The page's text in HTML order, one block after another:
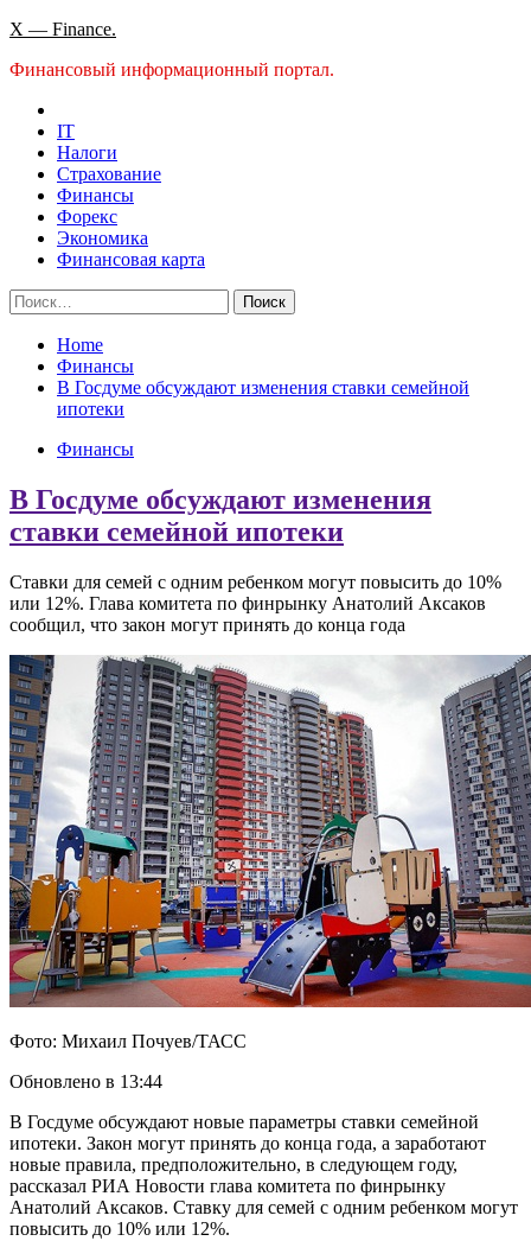
Skip
content
X — Finance.
Финансовый информационный портал.
IT
Налоги
Страхование
Финансы
Форекс
Экономика
Финансовая карта
Найти:
Home
Финансы
В Госдуме обсуждают изменения ставки семейной
ипотеки
Финансы
В Госдуме обсуждают изменения
ставки семейной ипотеки
Ставки для семей с одним ребенком могут повысить до 10%
или 12%. Глава комитета по финрынку Анатолий Аксаков
сообщил, что закон могут принять до конца года
Фото: Михаил Почуев/ТАСС
Обновлено в 13:44
В Госдуме обсуждают новые параметры ставки семейной
ипотеки. Закон могут принять до конца года, а заработают
новые правила, предположительно, в следующем году,
рассказал РИА Новости глава комитета по финрынку
Анатолий Аксаков. Ставку для семей с одним ребенком могут
повысить до 10% или 12%.